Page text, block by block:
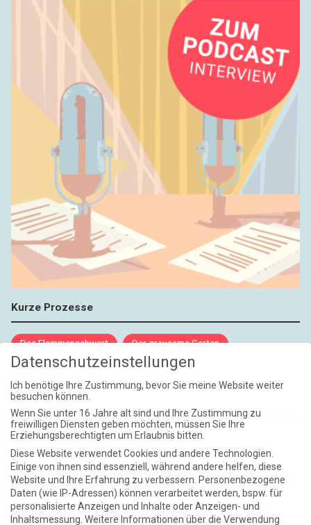
Kurze Prozesse
Das Flammenschwert Der grausame Garten
NIEMALS UND AUCH DANN NICHT
Weite Reisen
Atlantische Turbulenzen DIE ELF
Die Zeit der Ringelblumen ist vorbei Europa im Kopf
Fast am Ziel Frühling in Florenz In der Blase
Leben lernen / Ein Versuch Trinken. Träumen. Trösten.
Datenschutzeinstellungen
Ich benötige Ihre Zustimmung, bevor Sie meine Website weiter
besuchen können.
Wenn Sie unter 16 Jahre alt sind und Ihre Zustimmung zu
freiwilligen Diensten geben möchten, müssen Sie Ihre
Erziehungsberechtigten um Erlaubnis bitten.
Diese Website verwendet Cookies und andere Technologien.
Einige von ihnen sind essenziell, während andere helfen, diese
Website und Ihre Erfahrung zu verbessern. Personenbezogene
Daten (wie IP-Adressen) können verarbeitet werden, bspw. für
personalisierte Anzeigen und Inhalte oder Anzeigen- und
Inhaltsmessung. Weitere Informationen über die Verwendung